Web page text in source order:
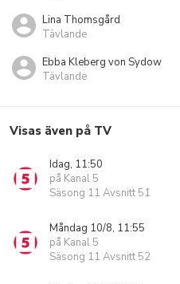
Lina Thomsgård
Tävlande
Ebba Kleberg von Sydow
Tävlande
Visas även på TV
Idag, 11:50
på Kanal 5
Säsong 11 Avsnitt 51
Måndag 10/8, 11:55
på Kanal 5
Säsong 11 Avsnitt 52